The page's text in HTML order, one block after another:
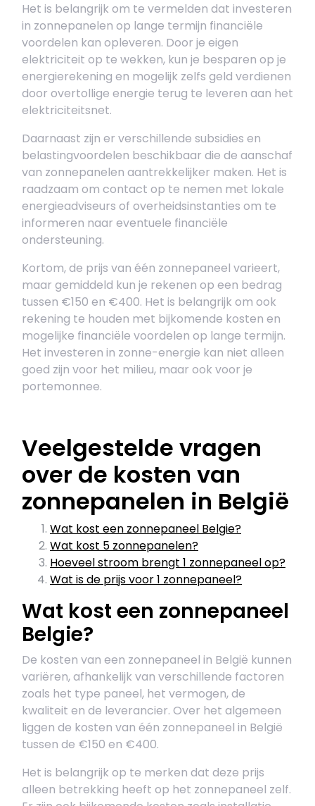
Het is belangrijk om te vermelden dat investeren
in zonnepanelen op lange termijn financiële
voordelen kan opleveren. Door je eigen
elektriciteit op te wekken, kun je besparen op je
energierekening en mogelijk zelfs geld verdienen
door overtollige energie terug te leveren aan het
elektriciteitsnet.
Daarnaast zijn er verschillende subsidies en
belastingvoordelen beschikbaar die de aanschaf
van zonnepanelen aantrekkelijker maken. Het is
raadzaam om contact op te nemen met lokale
energieadviseurs of overheidsinstanties om te
informeren naar eventuele financiële
ondersteuning.
Kortom, de prijs van één zonnepaneel varieert,
maar gemiddeld kun je rekenen op een bedrag
tussen €150 en €400. Het is belangrijk om ook
rekening te houden met bijkomende kosten en
mogelijke financiële voordelen op lange termijn.
Het investeren in zonne-energie kan niet alleen
goed zijn voor het milieu, maar ook voor je
portemonnee.
Veelgestelde vragen
over de kosten van
zonnepanelen in België
Wat kost een zonnepaneel Belgie?
Wat kost 5 zonnepanelen?
Hoeveel stroom brengt 1 zonnepaneel op?
Wat is de prijs voor 1 zonnepaneel?
Wat kost een zonnepaneel
Belgie?
De kosten van een zonnepaneel in België kunnen
variëren, afhankelijk van verschillende factoren
zoals het type paneel, het vermogen, de
kwaliteit en de leverancier. Over het algemeen
liggen de kosten van één zonnepaneel in België
tussen de €150 en €400.
Het is belangrijk op te merken dat deze prijs
alleen betrekking heeft op het zonnepaneel zelf.